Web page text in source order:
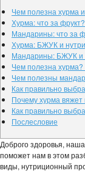
Чем полезна хурма
Хурма: что за
Мандарины: что за
Хурма: БЖУК и
Мандарины: БЖУК и
Чем полезна хурма?
Чем полезны
Как правильно
Почему хурма вяжет
Как правильно
Послесловие
Доброго здоровья,
поможет нам в этом
виды, нутриционный